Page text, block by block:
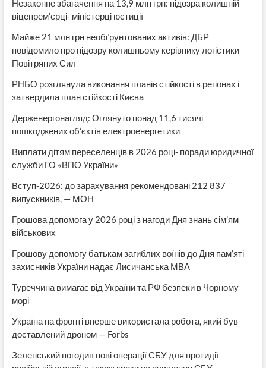
Незаконне збагачення на 13,9 млн грн: підозра колишній
віцепрем’єрці- міністерці юстиції
Майже 21 млн грн необґрунтованих активів: ДБР
повідомило про підозру колишньому керівнику логістики
Повітряних Сил
РНБО розглянула виконання планів стійкості в регіонах і
затвердила план стійкості Києва
Держенергонагляд: Оглянуто понад 11,6 тисячі
пошкоджених об’єктів електроенергетики
Виплати дітям переселенців в 2026 році- поради юридичної
служби ГО «ВПО України»
Вступ-2026: до зарахування рекомендовані 212 837
випускників, — МОН
Грошова допомога у 2026 році з нагоди Дня знань сім’ям
військових
Грошову допомогу батькам загиблих воїнів до Дня пам’яті
захисників України надає Лисичанська МВА
Туреччина вимагає від України та РФ безпеки в Чорному
морі
Україна на фронті вперше використала робота, який був
доставлений дроном — Forbs
Зеленський погодив нові операції СБУ для протидії